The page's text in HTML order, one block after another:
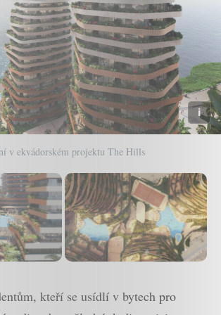
v ekvádorském projektu The Hills
kteří se usídlí v bytech pro